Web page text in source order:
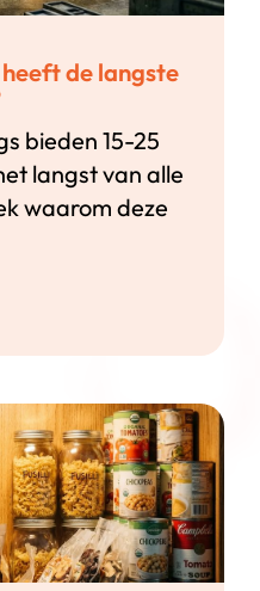
de langste
bieden 15-25
langst van alle
waarom deze